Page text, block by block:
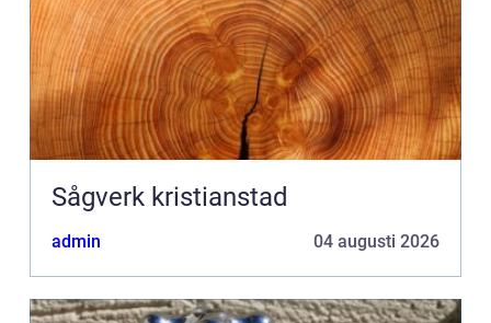
Sågverk kristianstad
admin 04 augusti 2026